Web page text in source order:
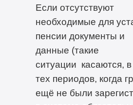
Если отсутствуют
необходимые для
пенсии документы и
данные (такие
ситуации касаются,
тех периодов, когда
ещё не были